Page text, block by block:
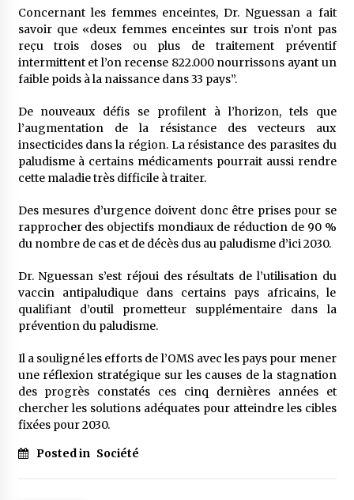
Concernant les femmes enceintes, Dr. Nguessan a fait
savoir que «deux femmes enceintes sur trois n’ont pas
reçu trois doses ou plus de traitement préventif
intermittent et l’on recense 822.000 nourrissons ayant un
faible poids à la naissance dans 33 pays”.
De nouveaux défis se profilent à l’horizon, tels que
l’augmentation de la résistance des vecteurs aux
insecticides dans la région. La résistance des parasites du
paludisme à certains médicaments pourrait aussi rendre
cette maladie très difficile à traiter.
Des mesures d’urgence doivent donc être prises pour se
rapprocher des objectifs mondiaux de réduction de 90 %
du nombre de cas et de décès dus au paludisme d’ici 2030.
Dr. Nguessan s’est réjoui des résultats de l’utilisation du
vaccin antipaludique dans certains pays africains, le
qualifiant d’outil prometteur supplémentaire dans la
prévention du paludisme.
Il a souligné les efforts de l’OMS avec les pays pour mener
une réflexion stratégique sur les causes de la stagnation
des progrès constatés ces cinq dernières années et
chercher les solutions adéquates pour atteindre les cibles
fixées pour 2030.
Posted in Société